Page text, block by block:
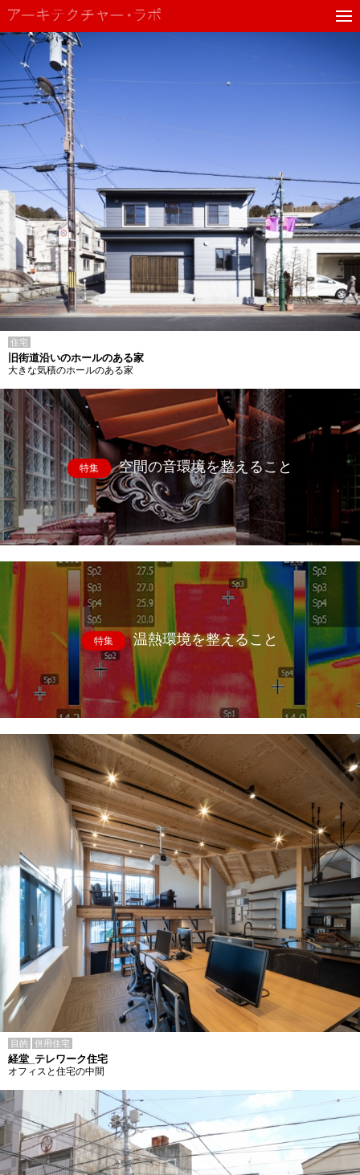
住宅
旧街道沿いのホールのある家
大きな気積のホールのある家
特集 空間の音環境を整えること
特集 温熱環境を整えること
目的 併用住宅
経堂_テレワーク住宅
オフィスと住宅の中間